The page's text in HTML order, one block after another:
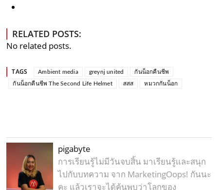
RELATED POSTS:
No related posts.
TAGS Ambient media greynj united
กันน็อกคืนชีพ
กันน็อกคืนชีพ The Second Life Helmet
สสส หมวกกันน็อก
pigabyte
การเรียนรู้ไม่มีวันจบสิ้น มาเรียนรู้และสนุก
ไปกับบทความ จาก MarketingOops! กันนะ
คะ แล้วเราจะได้ค้นพบว่าโลกของ